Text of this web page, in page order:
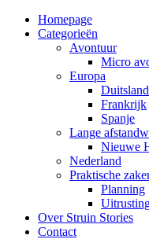
Homepage
Categorieën
Avontuur
Micro
Europa
Duitsland
Frankrijk
Spanje
Lange
Nieuwe
Nederland
Praktische
Planning
Over Struin Stories
Contact